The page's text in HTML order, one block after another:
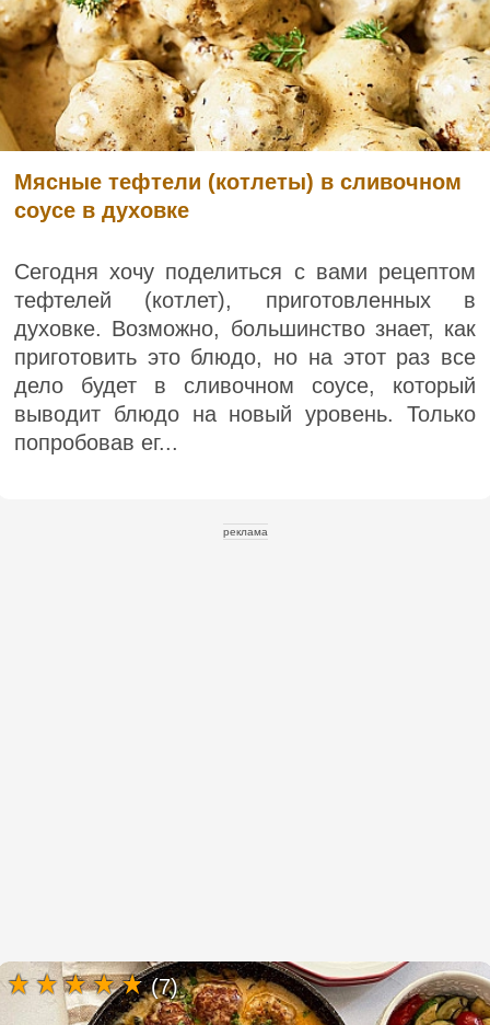
Мясные тефтели (котлеты) в сливочном
соусе в духовке
Сегодня хочу поделиться с вами рецептом
тефтелей (котлет), приготовленных в
духовке. Возможно, большинство знает, как
приготовить это блюдо, но на этот раз все
дело будет в сливочном соусе, который
выводит блюдо на новый уровень. Только
попробовав ег...
реклама
(7)